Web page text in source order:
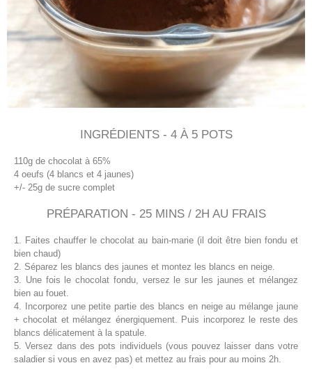
INGRÉDIENTS - 4 À 5 POTS
110g de chocolat à 65%
4 oeufs (4 blancs et 4 jaunes)
+/- 25g de sucre complet
PRÉPARATION - 25 MINS / 2H AU FRAIS
1. Faites chauffer le chocolat au bain-marie (il doit être bien fondu et
bien chaud)
2. Séparez les blancs des jaunes et montez les blancs en neige.
3. Une fois le chocolat fondu, versez le sur les jaunes et mélangez
bien au fouet.
4. Incorporez une petite partie des blancs en neige au mélange jaune
+ chocolat et mélangez énergiquement. Puis incorporez le reste des
blancs délicatement à la spatule.
5. Versez dans des pots individuels (vous pouvez laisser dans votre
saladier si vous en avez pas) et mettez au frais pour au moins 2h.